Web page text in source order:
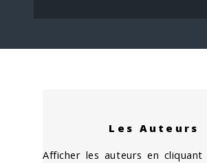
Les Auteurs
Afficher les auteurs en cliquant